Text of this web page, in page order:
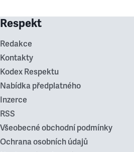
Respekt
Redakce
Kontakty
Kodex Respektu
Nabídka předplatného
Inzerce
RSS
Všeobecné obchodní podmínky
Ochrana osobních údajů